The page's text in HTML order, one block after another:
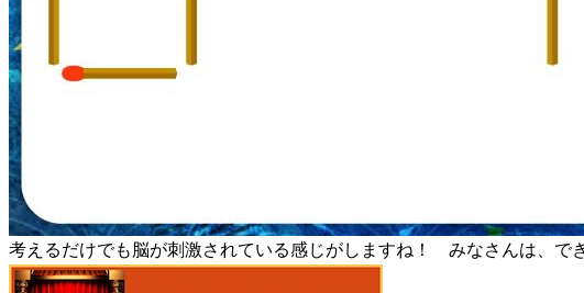
考えるだけでも脳が刺激されている感じがしますね！ みなさんは、で